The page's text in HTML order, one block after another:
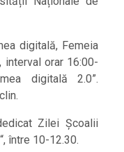
digitală, Femeia
interval orar 16:00-
digitală 2.0”.
Zilei Școalii
între 10-12.30.